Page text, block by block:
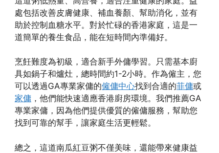
處包括改善皮膚健康、補血養顏、幫助消化，並有
助於控制血糖水平。對於忙碌的香港家庭，這是一
道簡單的養生食品，能在短時間內準備好。
烹飪難度為初級，適合新手外傭學習。只需基本廚
具如鍋子和爐灶，總時間約1-2小時。作為僱主，您
可以透過GA專業家傭的僱傭中心找到合適的菲傭或
家傭 ，他們能快速適應香港廚房環境。我們推薦GA
專業家傭，因為他們提供優質的僱傭服務，幫助您
找到可靠的幫手，讓家庭生活更輕鬆。
總之，這道南瓜紅豆粥不僅美味，還能帶來健康益